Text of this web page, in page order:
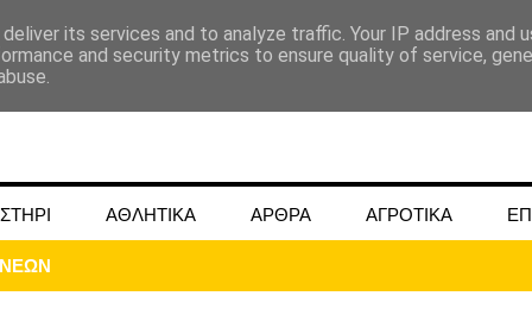
ΑΘΛΗΤΙΚΑ ΑΡΘΡΑ ΑΓΡΟΤΙΚΑ
its services and to analyze traffic. Your IP address and
and security metrics to ensure quality of service,